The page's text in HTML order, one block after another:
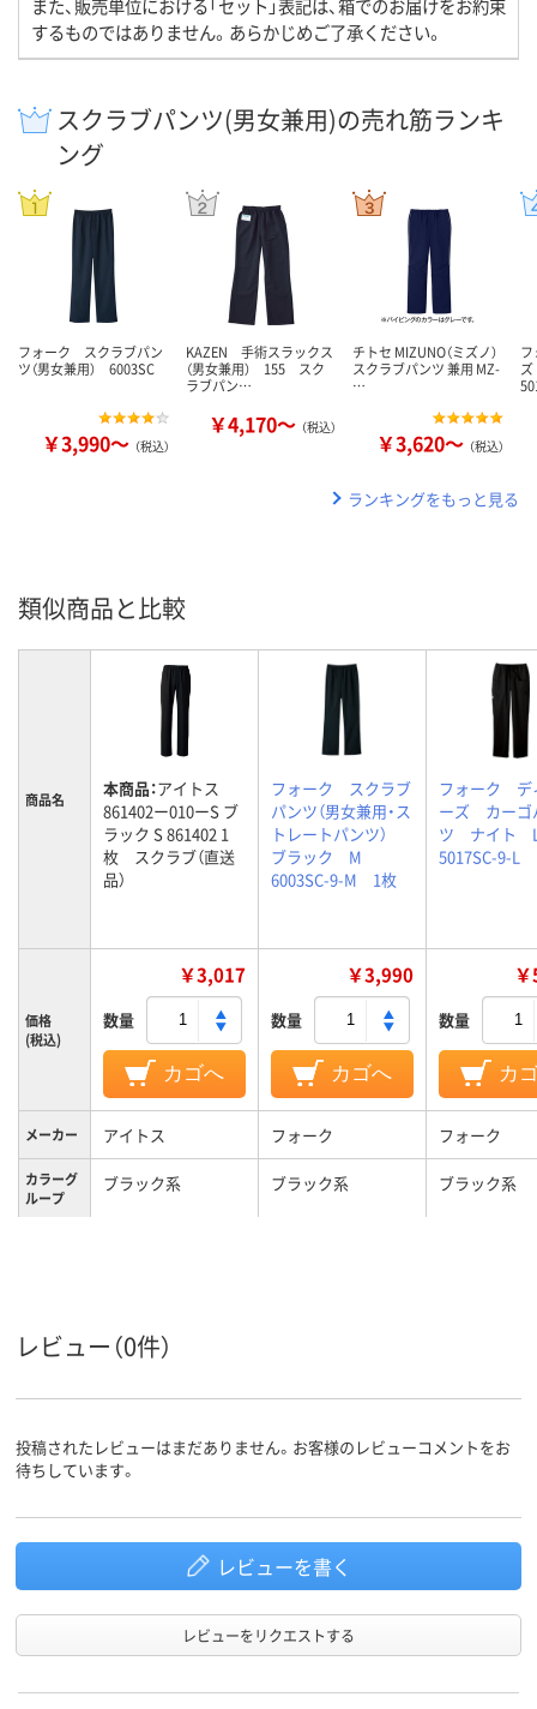
するものではありません。あらかじめご了承ください。
スクラブパンツ(男女兼用)の売れ筋ランキ
ング
フォーク スクラブパン
ツ（男女兼用） 6003SC
￥3,990～ （税込）
KAZEN 手術スラックス
（男女兼用） 155 スク
ラブパン…
￥4,170～ （税込）
チトセ MIZUNO（ミズノ）
スクラブパンツ 兼用 MZ-
…
￥3,620～ （税込）
ランキングをもっと見る
類似商品と比較
商品名 本商品：アイトス
861402ー010ーS ブ
ラック S 861402 1
枚 スクラブ（直送
品）
フォーク スクラブ
パンツ（男女兼用・ス
トレートパンツ）
ブラック M
6003SC-9-M 1枚
フォーク デ
ーズ カーゴ
ツ ナイ
5017SC-9-L
価格
(税込)
￥3,017
数量
カゴへ
￥3,990
数量
カゴへ
数量
カ
メーカー アイトス フォーク フォーク
カラーグ
ループ
ブラック系 ブラック系 ブラック系
レビュー（0件）
投稿されたレビューはまだありません。お客様のレビューコメントをお
待ちしています。
レビューを書く
レビューをリクエストする